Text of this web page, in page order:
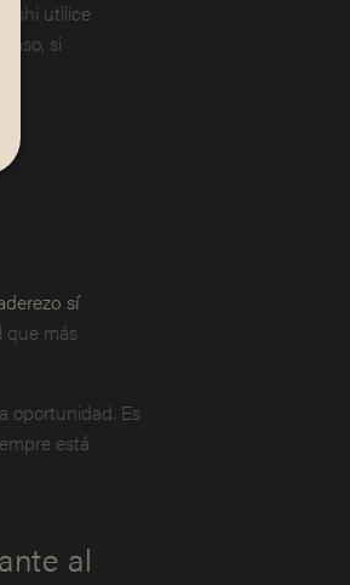
utilice
si
sí
que más
oportunidad. Es
está
al